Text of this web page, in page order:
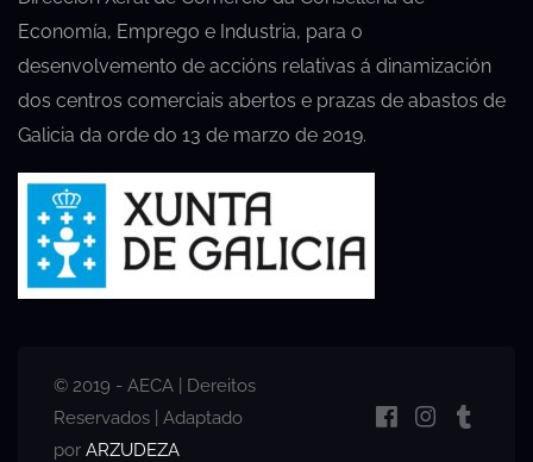
Economía, Emprego e Industria, para o
desenvolvemento de accións relativas á dinamización
dos centros comerciais abertos e prazas de abastos de
Galicia da orde do 13 de marzo de 2019.
© 2019 - AECA | Dereitos
Reservados | Adaptado
por ARZUDEZA